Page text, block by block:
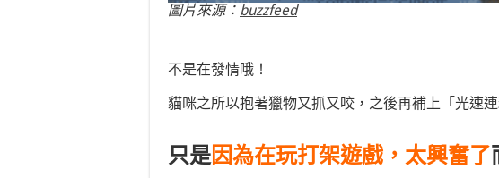
圖片來源： buzzfeed
不是在發情哦！
貓咪之所以抱著獵物又抓又咬，之後再補上「光速連
只是因為在玩打架遊戲，太興奮了